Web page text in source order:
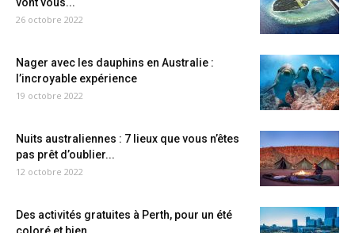
26 octobre 2022
Nager avec les dauphins en Australie :
l’incroyable expérience
19 octobre 2022
Nuits australiennes : 7 lieux que vous n’êtes
pas prêt d’oublier...
12 octobre 2022
Des activités gratuites à Perth, pour un été